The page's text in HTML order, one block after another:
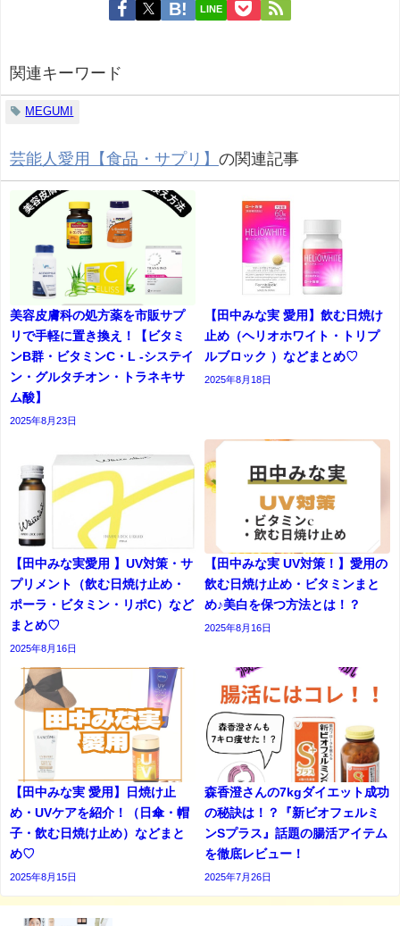
LINE
関連キーワード
MEGUMI
芸能人愛用【食品・サプリ】 の関連記事
美容皮膚科の処方薬を市販サプ
リで手軽に置き換え！【ビタミ
ンB群・ビタミンC・L -システイ
ン・グルタチオン・トラネキサ
ム酸】
2025年8月23日
【田中みな実 愛用】飲む日焼け
止め（ヘリオホワイト・トリプ
ルブロック ）などまとめ♡
2025年8月18日
【田中みな実愛用 】UV対策・サ
プリメント（飲む日焼け止め・
ポーラ・ビタミン・リポC）など
まとめ♡
2025年8月16日
【田中みな実 UV対策！】愛用の
飲む日焼け止め・ビタミンまと
め♪美白を保つ方法とは！？
2025年8月16日
【田中みな実 愛用】日焼け止
め・UVケアを紹介！（日傘・帽
子・飲む日焼け止め）などまと
め♡
2025年8月15日
森香澄さんの7kgダイエット成功
の秘訣は！？『新ビオフェルミ
ンSプラス』話題の腸活アイテム
を徹底レビュー！
2025年7月26日